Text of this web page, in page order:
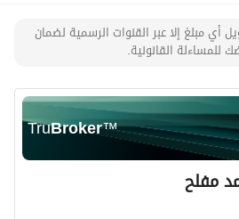
أي مبلغ إلا عبر القنوات الرسمية لضمان
للمساءلة القانونية.
TruBroker™
مفلح